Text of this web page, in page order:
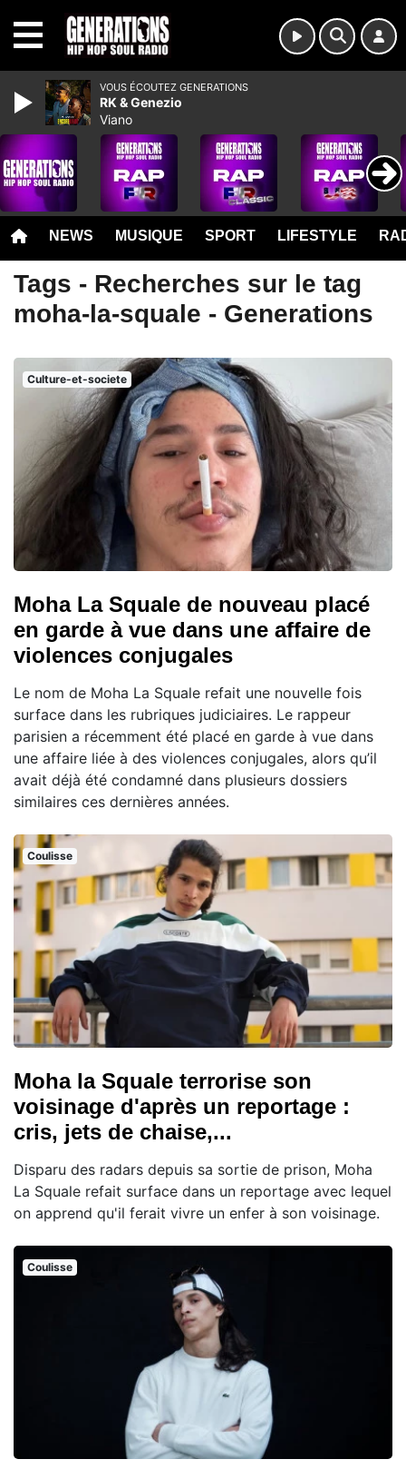
NEWS MUSIQUE SPORT LIFESTYLE
Tags - Recherches sur le tag
moha-la-squale - Generations
Culture-et-societe
Moha La Squale de nouveau placé
en garde à vue dans une affaire de
violences conjugales
Le nom de Moha La Squale refait une nouvelle fois
surface dans les rubriques judiciaires. Le rappeur
parisien a récemment été placé en garde à vue dans
une affaire liée à des violences conjugales, alors qu’il
avait déjà été condamné dans plusieurs dossiers
similaires ces dernières années.
Coulisse
Moha la Squale terrorise son
voisinage d'après un reportage :
cris, jets de chaise,...
Disparu des radars depuis sa sortie de prison, Moha
La Squale refait surface dans un reportage avec lequel
on apprend qu'il ferait vivre un enfer à son voisinage.
Coulisse
VOUS ÉCOUTEZ GENERATIONS
RK & Genezio
Viano